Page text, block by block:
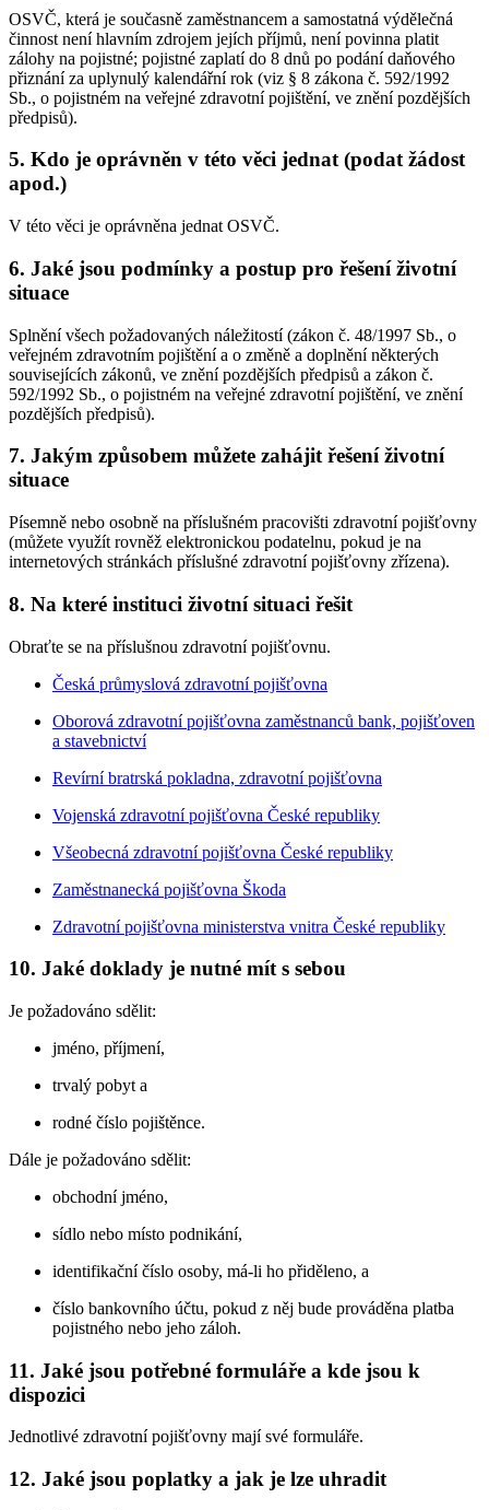
OSVČ, která je současně zaměstnancem a samostatná výdělečná
činnost není hlavním zdrojem jejích příjmů, není povinna platit
zálohy na pojistné; pojistné zaplatí do 8 dnů po podání daňového
přiznání za uplynulý kalendářní rok (viz § 8 zákona č. 592/1992
Sb., o pojistném na veřejné zdravotní pojištění, ve znění pozdějších
předpisů).
5. Kdo je oprávněn v této věci jednat (podat žádost
apod.)
V této věci je oprávněna jednat OSVČ.
6. Jaké jsou podmínky a postup pro řešení životní
situace
Splnění všech požadovaných náležitostí (zákon č. 48/1997 Sb., o
veřejném zdravotním pojištění a o změně a doplnění některých
souvisejících zákonů, ve znění pozdějších předpisů a zákon č.
592/1992 Sb., o pojistném na veřejné zdravotní pojištění, ve znění
pozdějších předpisů).
7. Jakým způsobem můžete zahájit řešení životní
situace
Písemně nebo osobně na příslušném pracovišti zdravotní pojišťovny
(můžete využít rovněž elektronickou podatelnu, pokud je na
internetových stránkách příslušné zdravotní pojišťovny zřízena).
8. Na které instituci životní situaci řešit
Obraťte se na příslušnou zdravotní pojišťovnu.
Česká průmyslová zdravotní pojišťovna
Oborová zdravotní pojišťovna zaměstnanců bank, pojišťoven
a stavebnictví
Revírní bratrská pokladna, zdravotní pojišťovna
Vojenská zdravotní pojišťovna České republiky
Všeobecná zdravotní pojišťovna České republiky
Zaměstnanecká pojišťovna Škoda
Zdravotní pojišťovna ministerstva vnitra České republiky
10. Jaké doklady je nutné mít s sebou
Je požadováno sdělit:
jméno, příjmení,
trvalý pobyt a
rodné číslo pojištěnce.
Dále je požadováno sdělit:
obchodní jméno,
sídlo nebo místo podnikání,
identifikační číslo osoby, má-li ho přiděleno, a
číslo bankovního účtu, pokud z něj bude prováděna platba
pojistného nebo jeho záloh.
11. Jaké jsou potřebné formuláře a kde jsou k
dispozici
Jednotlivé zdravotní pojišťovny mají své formuláře.
12. Jaké jsou poplatky a jak je lze uhradit